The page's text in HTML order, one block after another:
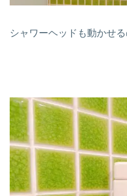
シャワーヘッドも動かせる